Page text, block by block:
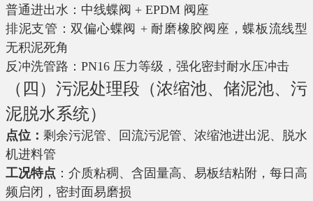
普通进出水：中线蝶阀 + EPDM 阀座
排泥支管：双偏心蝶阀 + 耐磨橡胶阀座，蝶板流线型
无积泥死角
反冲洗管路：PN16 压力等级，强化密封耐水压冲击
（四）污泥处理段（浓缩池、储泥池、污
泥脱水系统）
点位： 剩余污泥管、回流污泥管、浓缩池进出泥、脱水
机进料管
工况特点 ：介质粘稠、含固量高、易板结粘附，每日高
频启闭，密封面易磨损